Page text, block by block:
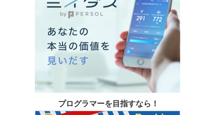
プログラマーを目指すなら！